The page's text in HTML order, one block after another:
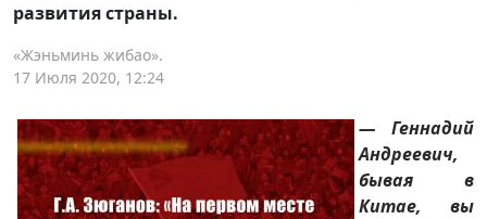
развития страны.
«Жэньминь жибао».
17 Июля 2020, 12:24
— Геннадий
Андреевич,
бывая в
Китае, вы